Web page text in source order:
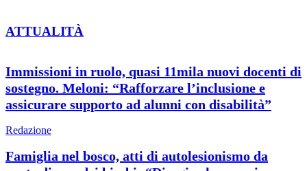
ATTUALITÀ
Immissioni in ruolo, quasi 11mila nuovi docenti di
sostegno. Meloni: “Rafforzare l’inclusione e
assicurare supporto ad alunni con disabilità”
Redazione
Famiglia nel bosco, atti di autolesionismo da